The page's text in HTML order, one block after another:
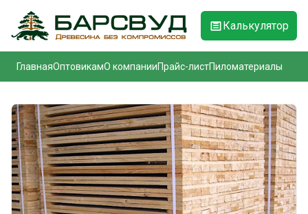
Калькулятор
ГлавнаяОптовикамО компанииПрайс-листПиломатериалы